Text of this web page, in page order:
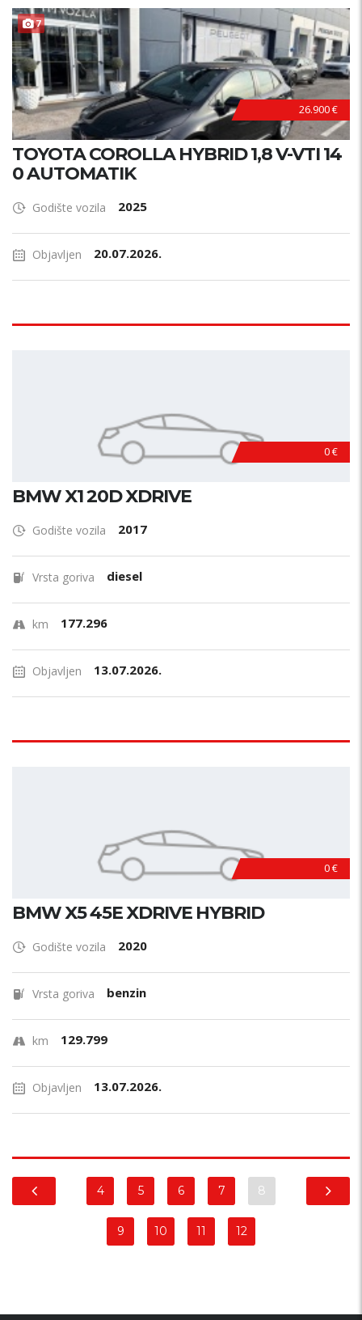
7
26.900 €
TOYOTA COROLLA HYBRID 1,8 V-VTI 14
0 AUTOMATIK
Godište vozila 2025
Objavljen 20.07.2026.
0 €
BMW X1 20D XDRIVE
Godište vozila 2017
Vrsta goriva diesel
km 177.296
Objavljen 13.07.2026.
0 €
BMW X5 45E XDRIVE HYBRID
Godište vozila 2020
Vrsta goriva benzin
km 129.799
Objavljen 13.07.2026.
4 5 6 7 8
9 10 11 12